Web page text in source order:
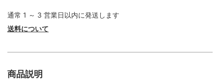
通常 1 ～ 3 営業日以内に発送します
送料について
商品説明